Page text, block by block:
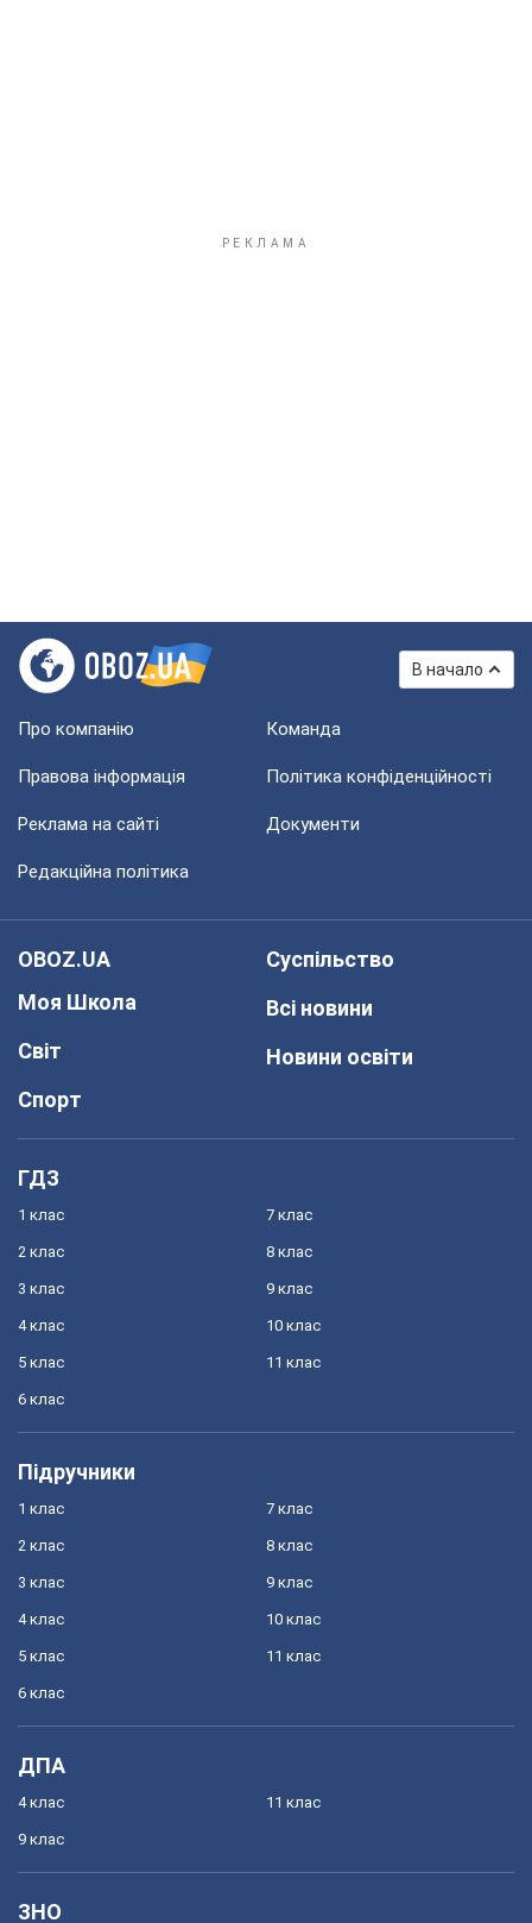
В начало
Про компанію Команда
Правова інформація Політика конфіденційності
Реклама на сайті Документи
Редакційна політика
OBOZ.UA
Моя Школа
Світ
Спорт
Суспільство
Всі новини
Новини освіти
ГДЗ
1 клас
2 клас
3 клас
4 клас
5 клас
6 клас
7 клас
8 клас
9 клас
10 клас
11 клас
Підручники
1 клас
2 клас
3 клас
4 клас
5 клас
6 клас
7 клас
8 клас
9 клас
10 клас
11 клас
ДПА
4 клас
9 клас
11 клас
ЗНО